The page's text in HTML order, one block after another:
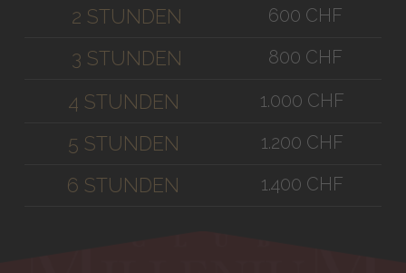
2 STUNDEN 600 CHF
3 STUNDEN 800 CHF
4 STUNDEN 1.000 CHF
5 STUNDEN 1.200 CHF
6 STUNDEN 1.400 CHF